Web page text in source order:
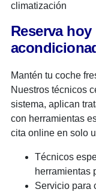
climatización
Reserva
Mantén tu coche
Nuestros técnicos
sistema, aplican
con herramientas
cita online en solo
Técnicos
herramientas
Servicio para